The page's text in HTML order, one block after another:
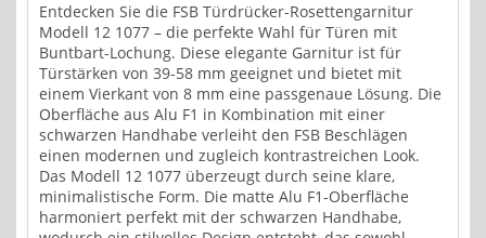
Entdecken Sie die FSB Türdrücker-Rosettengarnitur
Modell 12 1077 – die perfekte Wahl für Türen mit
Buntbart-Lochung. Diese elegante Garnitur ist für
Türstärken von 39-58 mm geeignet und bietet mit
einem Vierkant von 8 mm eine passgenaue Lösung. Die
Oberfläche aus Alu F1 in Kombination mit einer
schwarzen Handhabe verleiht den FSB Beschlägen
einen modernen und zugleich kontrastreichen Look.
Das Modell 12 1077 überzeugt durch seine klare,
minimalistische Form. Die matte Alu F1-Oberfläche
harmoniert perfekt mit der schwarzen Handhabe,